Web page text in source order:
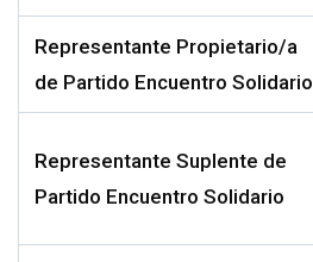
Representante Propietario/a
de Partido Encuentro Solidario
Representante Suplente de
Partido Encuentro Solidario